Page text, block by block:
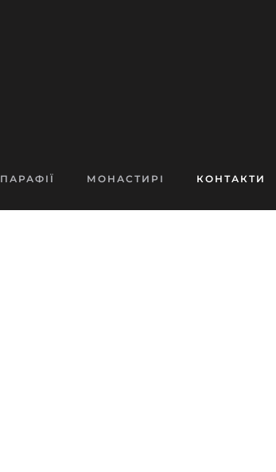
ПАРАФІЇ МОНАСТИРІ КОНТАКТИ